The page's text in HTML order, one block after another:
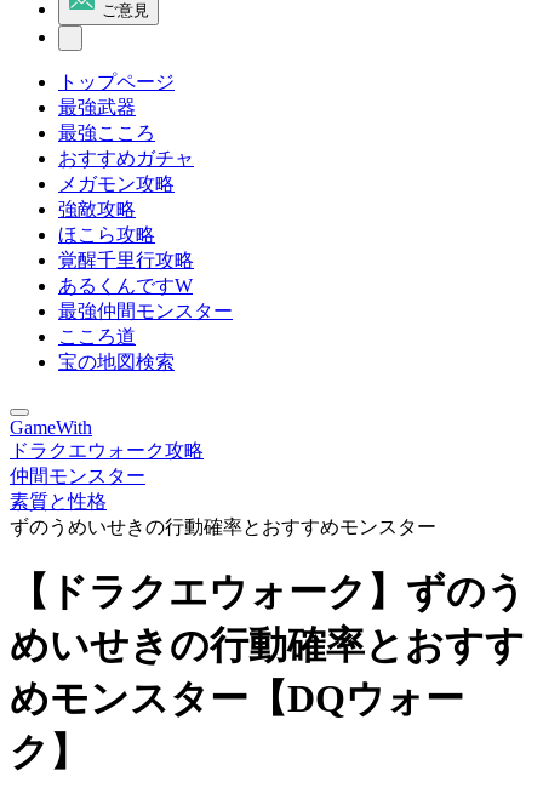
ご意見
トップページ
最強武器
最強こころ
おすすめガチャ
メガモン攻略
強敵攻略
ほこら攻略
覚醒千里行攻略
あるくんですW
最強仲間モンスター
こころ道
宝の地図検索
GameWith
ドラクエウォーク攻略
仲間モンスター
素質と性格
ずのうめいせきの行動確率とおすすめモンスター
【ドラクエウォーク】ずのう
めいせきの行動確率とおすす
めモンスター【DQウォー
ク】